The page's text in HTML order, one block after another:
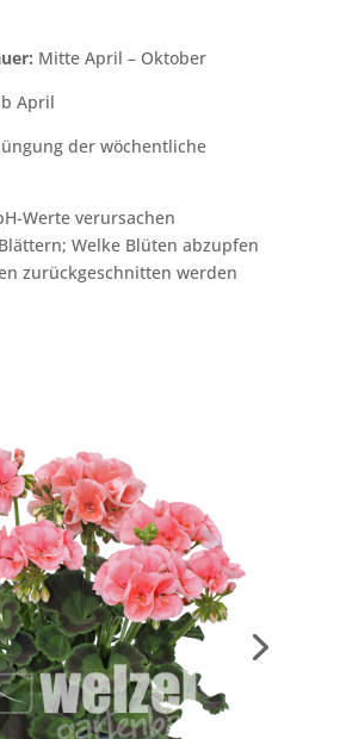
Mitte April – Oktober
April
der wöchentliche
Werte verursachen
Welke Blüten abzupfen
zurückgeschnitten werden